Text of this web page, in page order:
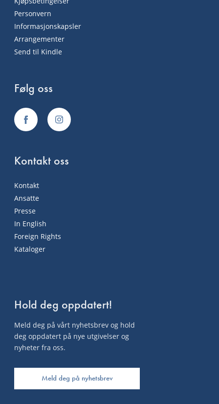
Personvern
Informasjonskapsler
Arrangementer
Send til Kindle
Følg oss
Kontakt oss
Kontakt
Ansatte
Presse
In English
Foreign Rights
Kataloger
Hold deg oppdatert!
Meld deg på vårt nyhetsbrev og hold
deg oppdatert på nye utgivelser og
nyheter fra oss.
Meld deg på nyhetsbrev